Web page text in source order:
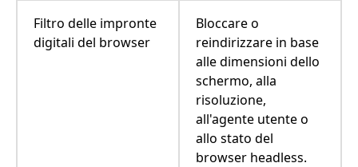
Filtro delle impronte
digitali del browser
Bloccare o
reindirizzare in base
alle dimensioni dello
schermo, alla
risoluzione,
all'agente utente o
allo stato del
browser headless.